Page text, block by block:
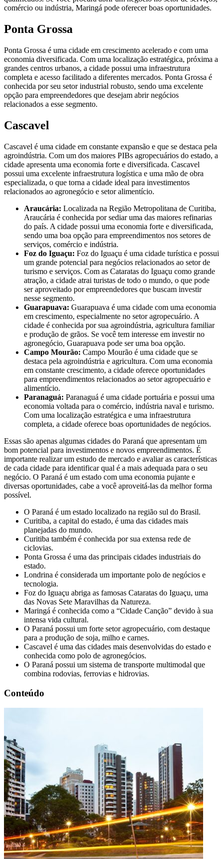
comércio ou indústria, Maringá pode oferecer boas oportunidades.
Ponta Grossa
Ponta Grossa é uma cidade em crescimento acelerado e com uma
economia diversificada. Com uma localização estratégica, próxima a
grandes centros urbanos, a cidade possui uma infraestrutura
completa e acesso facilitado a diferentes mercados. Ponta Grossa é
conhecida por seu setor industrial robusto, sendo uma excelente
opção para empreendedores que desejam abrir negócios
relacionados a esse segmento.
Cascavel
Cascavel é uma cidade em constante expansão e que se destaca pela
agroindústria. Com um dos maiores PIBs agropecuários do estado, a
cidade apresenta uma economia forte e diversificada. Cascavel
possui uma excelente infraestrutura logística e uma mão de obra
especializada, o que torna a cidade ideal para investimentos
relacionados ao agronegócio e setor alimentício.
Araucária: Localizada na Região Metropolitana de Curitiba,
Araucária é conhecida por sediar uma das maiores refinarias
do país. A cidade possui uma economia forte e diversificada,
sendo uma boa opção para empreendimentos nos setores de
serviços, comércio e indústria.
Foz do Iguaçu: Foz do Iguaçu é uma cidade turística e possui
um grande potencial para negócios relacionados ao setor de
turismo e serviços. Com as Cataratas do Iguaçu como grande
atração, a cidade atrai turistas de todo o mundo, o que pode
ser aproveitado por empreendedores que buscam investir
nesse segmento.
Guarapuava: Guarapuava é uma cidade com uma economia
em crescimento, especialmente no setor agropecuário. A
cidade é conhecida por sua agroindústria, agricultura familiar
e produção de grãos. Se você tem interesse em investir no
agronegócio, Guarapuava pode ser uma boa opção.
Campo Mourão: Campo Mourão é uma cidade que se
destaca pela agroindústria e agricultura. Com uma economia
em constante crescimento, a cidade oferece oportunidades
para empreendimentos relacionados ao setor agropecuário e
alimentício.
Paranaguá: Paranaguá é uma cidade portuária e possui uma
economia voltada para o comércio, indústria naval e turismo.
Com uma localização estratégica e uma infraestrutura
completa, a cidade oferece boas oportunidades de negócios.
Essas são apenas algumas cidades do Paraná que apresentam um
bom potencial para investimentos e novos empreendimentos. É
importante realizar um estudo de mercado e avaliar as características
de cada cidade para identificar qual é a mais adequada para o seu
negócio. O Paraná é um estado com uma economia pujante e
diversas oportunidades, cabe a você aproveitá-las da melhor forma
possível.
O Paraná é um estado localizado na região sul do Brasil.
Curitiba, a capital do estado, é uma das cidades mais
planejadas do mundo.
Curitiba também é conhecida por sua extensa rede de
ciclovias.
Ponta Grossa é uma das principais cidades industriais do
estado.
Londrina é considerada um importante polo de negócios e
tecnologia.
Foz do Iguaçu abriga as famosas Cataratas do Iguaçu, uma
das Novas Sete Maravilhas da Natureza.
Maringá é conhecida como a “Cidade Canção” devido à sua
intensa vida cultural.
O Paraná possui um forte setor agropecuário, com destaque
para a produção de soja, milho e carnes.
Cascavel é uma das cidades mais desenvolvidas do estado e
conhecida como polo de agronegócios.
O Paraná possui um sistema de transporte multimodal que
combina rodovias, ferrovias e hidrovias.
Conteúdo